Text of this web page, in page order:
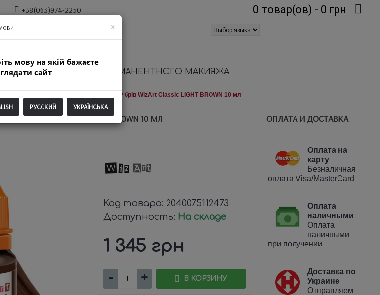
+38(063)974-2250 0 товар(ов) - 0 грн
ОБОРУДОВАНИЕ ДЛЯ ПЕРМАНЕНТНОГО МАКИЯЖА
Пігмент для перманентного макіяжу брів WizArt Classic LIGHT BROWN 10 мл
ОПЛАТА И ДОСТАВКА
Оплата на
карту
Безналичная
оплата Visa/MasterCard
Оплата
наличными
Оплата
наличными
при получении
Доставка по
Украине
Отправляем
WIZART CLASSIC LIGHT BROWN 10 МЛ
Код товара: 2040075112473
Доступность: На складе
1 345 грн
- + В КОРЗИНУ
×
мову на якій бажаєте
сайт
РУССКИЙ УКРАЇНСЬКА